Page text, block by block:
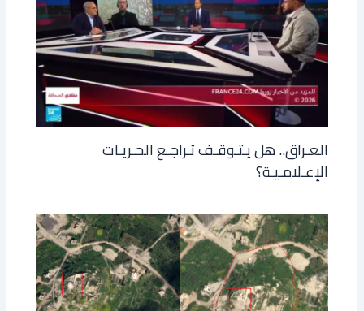
العـراق.. هل يـتـوقـف تـراجـع الحـريـات
الإعـلامـيـة؟